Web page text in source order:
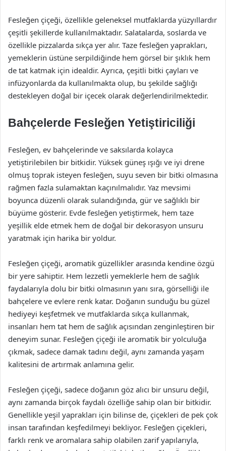
Fesleğen çiçeği, özellikle geleneksel mutfaklarda yüzyıllardır
çeşitli şekillerde kullanılmaktadır. Salatalarda, soslarda ve
özellikle pizzalarda sıkça yer alır. Taze fesleğen yaprakları,
yemeklerin üstüne serpildiğinde hem görsel bir şıklık hem
de tat katmak için idealdir. Ayrıca, çeşitli bitki çayları ve
infüzyonlarda da kullanılmakta olup, bu şekilde sağlığı
destekleyen doğal bir içecek olarak değerlendirilmektedir.
Bahçelerde Fesleğen Yetiştiriciliği
Fesleğen, ev bahçelerinde ve saksılarda kolayca
yetiştirilebilen bir bitkidir. Yüksek güneş ışığı ve iyi drene
olmuş toprak isteyen fesleğen, suyu seven bir bitki olmasına
rağmen fazla sulamaktan kaçınılmalıdır. Yaz mevsimi
boyunca düzenli olarak sulandığında, gür ve sağlıklı bir
büyüme gösterir. Evde fesleğen yetiştirmek, hem taze
yeşillik elde etmek hem de doğal bir dekorasyon unsuru
yaratmak için harika bir yoldur.
Fesleğen çiçeği, aromatik güzellikler arasında kendine özgü
bir yere sahiptir. Hem lezzetli yemeklerle hem de sağlık
faydalarıyla dolu bir bitki olmasının yanı sıra, görselliği ile
bahçelere ve evlere renk katar. Doğanın sunduğu bu güzel
hediyeyi keşfetmek ve mutfaklarda sıkça kullanmak,
insanları hem tat hem de sağlık açısından zenginleştiren bir
deneyim sunar. Fesleğen çiçeği ile aromatik bir yolculuğa
çıkmak, sadece damak tadını değil, aynı zamanda yaşam
kalitesini de artırmak anlamına gelir.
Fesleğen çiçeği, sadece doğanın göz alıcı bir unsuru değil,
aynı zamanda birçok faydalı özelliğe sahip olan bir bitkidir.
Genellikle yeşil yaprakları için bilinse de, çiçekleri de pek çok
insan tarafından keşfedilmeyi bekliyor. Fesleğen çiçekleri,
farklı renk ve aromalara sahip olabilen zarif yapılarıyla,